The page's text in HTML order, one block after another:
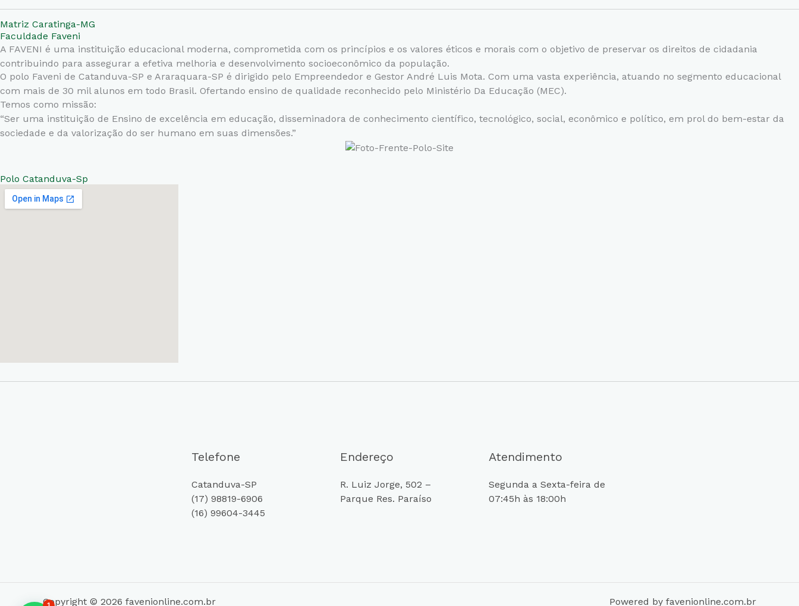
Matriz Caratinga-MG
Faculdade Faveni
A FAVENI é uma instituição educacional moderna, comprometida com os princípios e os valores éticos e morais com o objetivo de preservar os direitos de cidadania
contribuindo para assegurar a efetiva melhoria e desenvolvimento socioeconômico da população.
O polo Faveni de Catanduva-SP e Araraquara-SP é dirigido pelo Empreendedor e Gestor André Luis Mota. Com uma vasta experiência, atuando no segmento educacional
com mais de 30 mil alunos em todo Brasil. Ofertando ensino de qualidade reconhecido pelo Ministério Da Educação (MEC).
Temos como missão:
“Ser uma instituição de Ensino de excelência em educação, disseminadora de conhecimento científico, tecnológico, social, econômico e político, em prol do bem-estar da
sociedade e da valorização do ser humano em suas dimensões.”
Polo Catanduva-Sp
Telefone
Catanduva-SP
(17) 98819-6906
(16) 99604-3445
Endereço
R. Luiz Jorge, 502 –
Parque Res. Paraíso
Atendimento
Segunda a Sexta-feira de
07:45h às 18:00h
Copyright © 2026 favenionline.com.br Powered by favenionline.com.br